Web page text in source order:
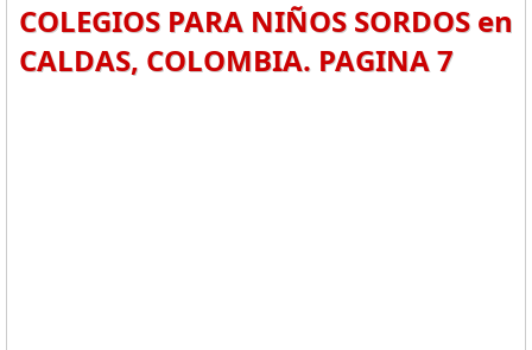
COLEGIOS PARA NIÑOS SORDOS en
CALDAS, COLOMBIA. PAGINA 7